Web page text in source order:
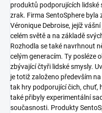
produktů podporujících lidské
zrak. Firma SentoSphere byla
Véronique Debroise, jejíž
celém světě a na základě
Rozhodla se také navrhnout
celým generacím. Ty posléze
zbývající čtyři lidské smysly.
je totiž založeno především
tak hry podporující čich, chuť,
také přibyly experimentální
současnosti. Produkty